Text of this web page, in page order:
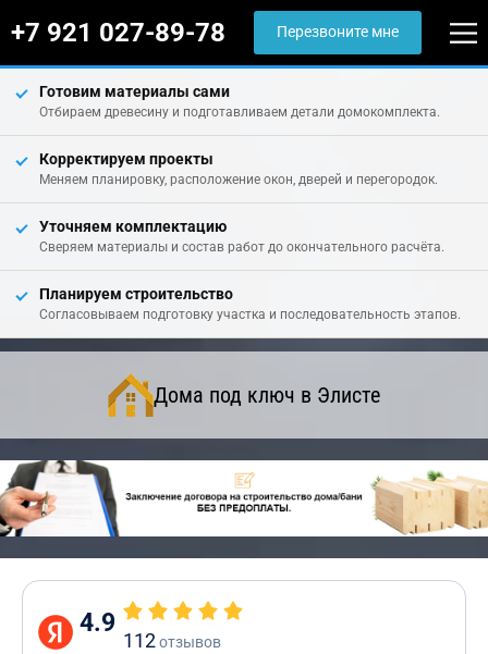
+7 921 027-89-78 Перезвоните мне
Готовим материалы сами
Отбираем древесину и подготавливаем детали домокомплекта.
Корректируем проекты
Меняем планировку, расположение окон, дверей и перегородок.
Уточняем комплектацию
Сверяем материалы и состав работ до окончательного расчёта.
Планируем строительство
Согласовываем подготовку участка и последовательность этапов.
Дома под ключ в Элисте
4.9
112отзывов